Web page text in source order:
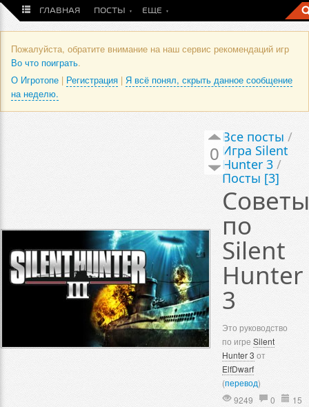
ГЛАВНАЯ ПОСТЫ ЕЩЕ
Пожалуйста, обратите внимание на наш сервис рекомендаций игр
Во что поиграть.
О Игротопе | Регистрация | Я всё понял, скрыть данное сообщение
на неделю.
0
Все посты /
Игра Silent
Hunter 3 /
Посты [3]
Советы
по
Silent
Hunter
3
Это руководство
по игре Silent
Hunter 3 от
ElfDwarf
(перевод)
9249
0
15